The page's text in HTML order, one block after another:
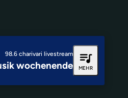
wochenende
98.6 charivari livestream queue_music